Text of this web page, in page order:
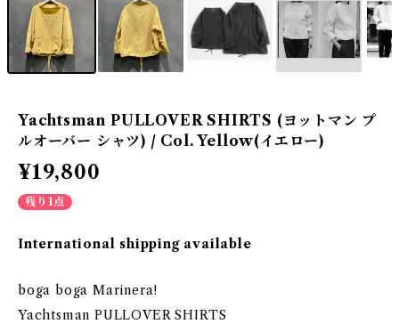
Yachtsman PULLOVER SHIRTS (ヨットマン プ
ルオーバー シャツ) / Col. Yellow(イエロー)
¥19,800
残り1点
International shipping available
boga boga Marinera!
Yachtsman PULLOVER SHIRTS